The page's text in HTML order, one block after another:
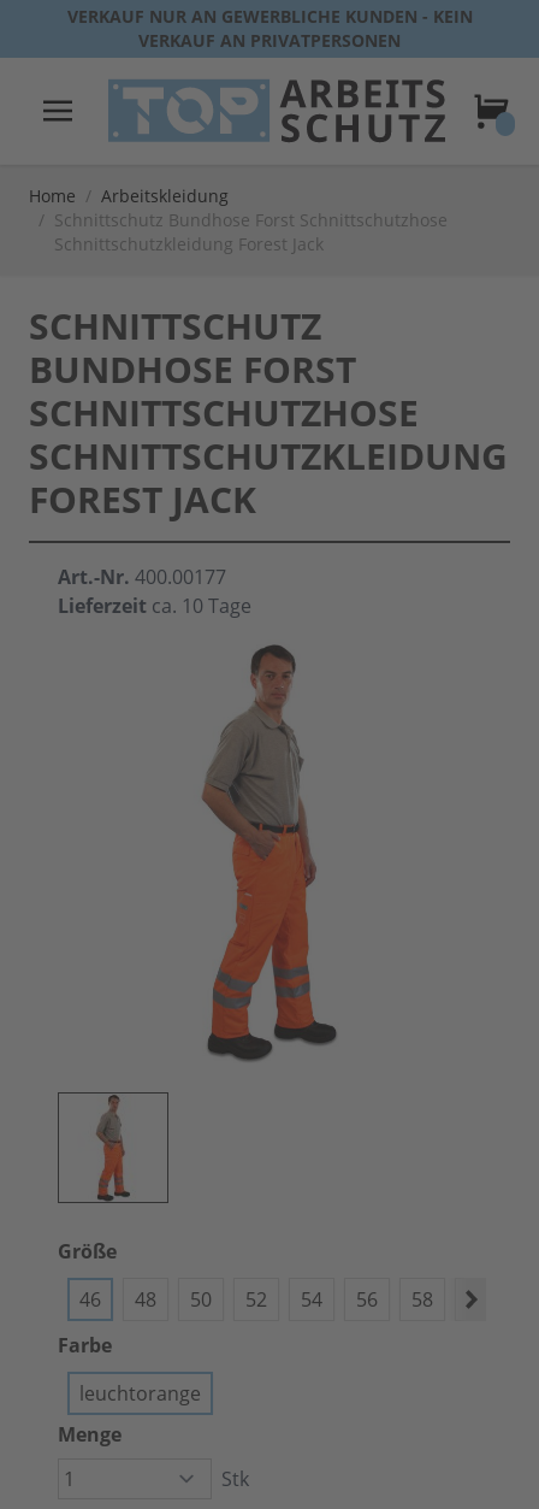
Direkt zum Inhalt
VERKAUF NUR AN GEWERBLICHE KUNDEN - KEIN
VERKAUF AN PRIVATPERSONEN
Home / Arbeitskleidung
/ Schnittschutz Bundhose Forst Schnittschutzhose
Schnittschutzkleidung Forest Jack
SCHNITTSCHUTZ
BUNDHOSE FORST
SCHNITTSCHUTZHOSE
SCHNITTSCHUTZKLEIDUNG
FOREST JACK
Art.-Nr. 400.00177
Lieferzeit ca. 10 Tage
Größe
46
48 50 52 54 56 58 60
Farbe
leuchtorange
Menge
Stk